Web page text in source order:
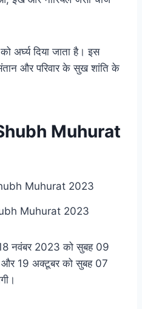
अर्घ्य दिया जाता है। इस
और परिवार के सुख शांति के
Muhurat
Muhurat 2023
नवंबर 2023 को सुबह 09
और 19 अक्टूबर को सुबह 07